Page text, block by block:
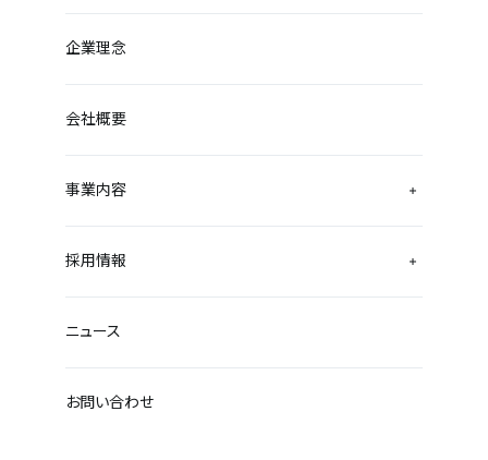
企業理念
会社概要
事業内容
採用情報
ニュース
お問い合わせ